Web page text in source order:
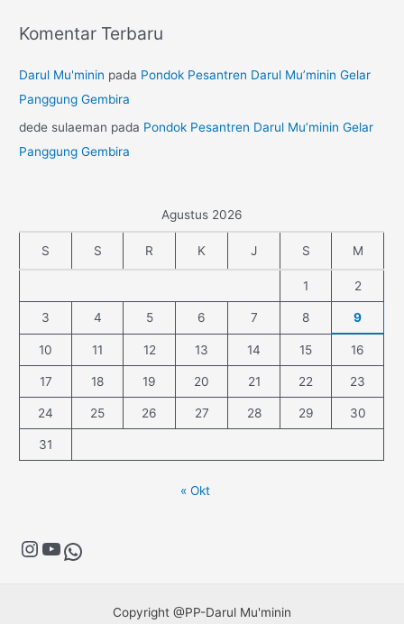
Komentar Terbaru
Darul Mu'minin pada Pondok Pesantren Darul Mu’minin Gelar
Panggung Gembira
dede sulaeman pada Pondok Pesantren Darul Mu’minin Gelar
Panggung Gembira
Agustus 2026
S S R K J S M
1 2
3 4 5 6 7 8 9
10 11 12 13 14 15 16
17 18 19 20 21 22 23
24 25 26 27 28 29 30
31
« Okt
Copyright @PP-Darul Mu'minin